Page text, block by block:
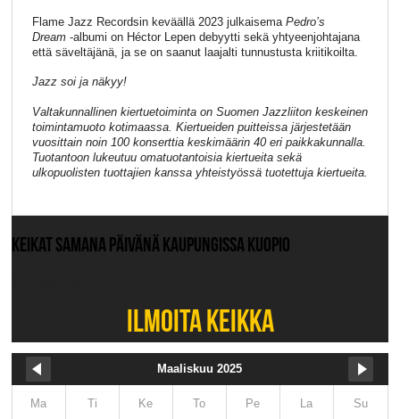
Flame Jazz Recordsin keväällä 2023 julkaisema Pedro’s
Dream-albumi on Héctor Lepen debyytti sekä yhtyeenjohtajana
että säveltäjänä, ja se on saanut laajalti tunnustusta kriitikoilta.
Jazz soi ja näkyy!
Valtakunnallinen kiertuetoiminta on Suomen Jazzliiton keskeinen
toimintamuoto kotimaassa. Kiertueiden puitteissa järjestetään
vuosittain noin 100 konserttia keskimäärin 40 eri paikkakunnalla.
Tuotantoon lukeutuu omatuotantoisia kiertueita sekä
ulkopuolisten tuottajien kanssa yhteistyössä tuotettuja kiertueita.
KEIKAT SAMANA PÄIVÄNÄ KAUPUNGISSA KUOPIO
ILMOITA KEIKKA
Maaliskuu 2025
Ma Ti Ke To Pe La Su